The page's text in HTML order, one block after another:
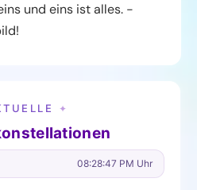
und eins ist alles. -
✦
08:28:48 PM Uhr